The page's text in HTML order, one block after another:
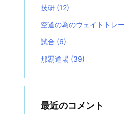
技研 (12)
空道の為のウェイトトレ
試合 (6)
那覇道場 (39)
最近のコメント